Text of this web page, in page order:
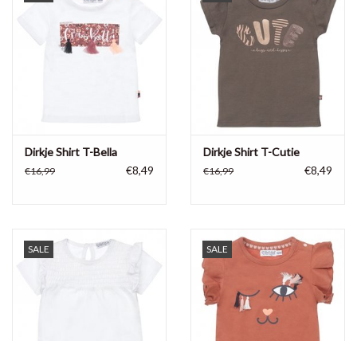
Dirkje Shirt T-Bella
€16,99 €8,49
Dirkje Shirt T-Cutie
€16,99 €8,49
SALE SALE